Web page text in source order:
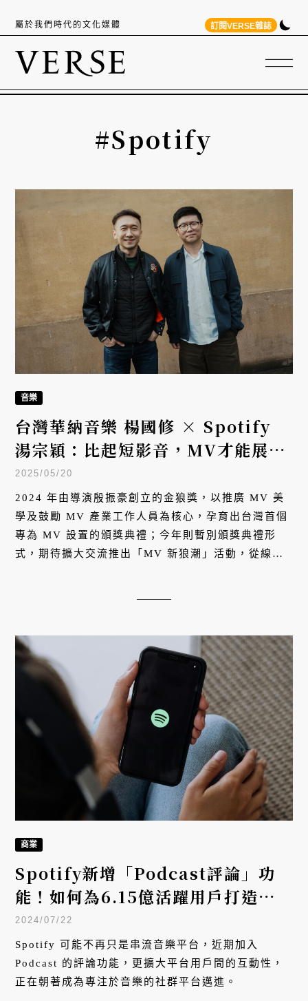
屬於我們時代的文化媒體 訂閱VERSE雜誌
#Spotify
音樂
台灣華納音樂 楊國修 × Spotify
湯宗穎：比起短影音，MV才能展現
更多創意、說更多事
2025/05/20
2024 年由導演殷振豪創立的金狼獎，以推廣 MV 美
學及鼓勵 MV 產業工作人員為核心，孕育出台灣首個
專為 MV 設置的頒獎典禮；今年則暫別頒獎典禮形
式，期待擴大交流推出「MV 新狼潮」活動，從線上
納音樂董事總經理楊國修及 Spotify 藝人與廠牌關係
大中華區負責人湯宗穎，透過兩位對談，了解短影音
興起後的 MV 未來。
商業
Spotify新增「Podcast評論」功
能！如何為6.15億活躍用戶打造音
樂社群？解密Spotify布局
2024/07/22
Spotify 可能不再只是串流音樂平台，近期加入
Podcast 的評論功能，更擴大平台用戶間的互動性，
正在朝著成為專注於音樂的社群平台邁進。